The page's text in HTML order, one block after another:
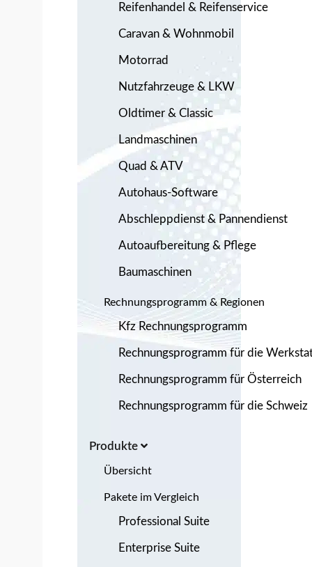
Reifenhandel & Reifenservice
Caravan & Wohnmobil
Motorrad
Nutzfahrzeuge & LKW
Oldtimer & Classic
Landmaschinen
Quad & ATV
Autohaus-Software
Abschleppdienst & Pannendienst
Autoaufbereitung & Pflege
Baumaschinen
Rechnungsprogramm & Regionen
Kfz Rechnungsprogramm
Rechnungsprogramm für die
Rechnungsprogramm für Österreich
Rechnungsprogramm für die Schweiz
Produkte
Übersicht
Pakete im Vergleich
Professional Suite
Enterprise Suite